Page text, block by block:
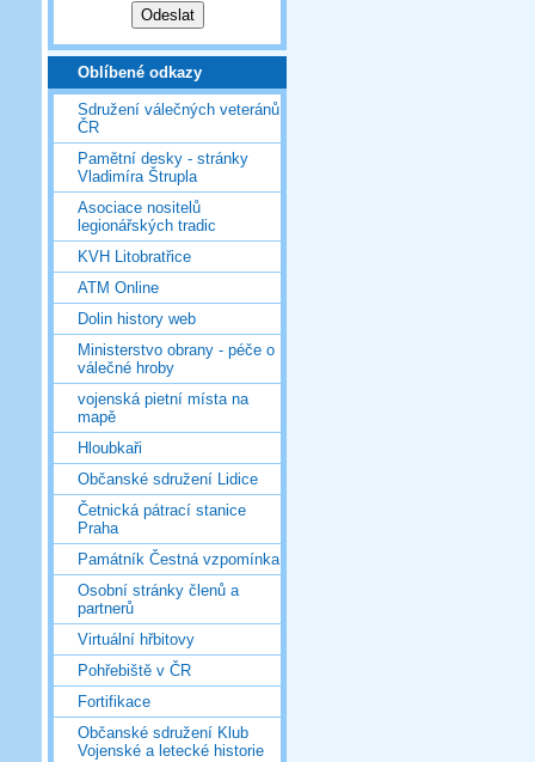
Oblíbené odkazy
Sdružení válečných veteránů
ČR
Pamětní desky - stránky
Vladimíra Štrupla
Asociace nositelů
legionářských tradic
KVH Litobratřice
ATM Online
Dolin history web
Ministerstvo obrany - péče o
válečné hroby
vojenská pietní místa na
mapě
Hloubkaři
Občanské sdružení Lidice
Četnická pátrací stanice
Praha
Památník Čestná vzpomínka
Osobní stránky členů a
partnerů
Virtuální hřbitovy
Pohřebiště v ČR
Fortifikace
Občanské sdružení Klub
Vojenské a letecké historie